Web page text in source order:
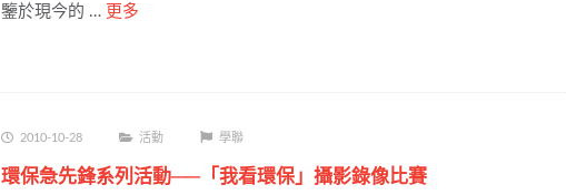
鑒於現今的 … 更多
2010-10-28 活動 學聯
環保急先鋒系列活動──「我看環保」攝影錄像比賽